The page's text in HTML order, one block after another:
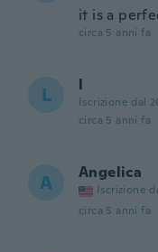
it is a
circa 5 anni fa
L l
Iscrizione dal
circa 5 anni fa
A Angelica
Iscrizione
circa 5 anni fa